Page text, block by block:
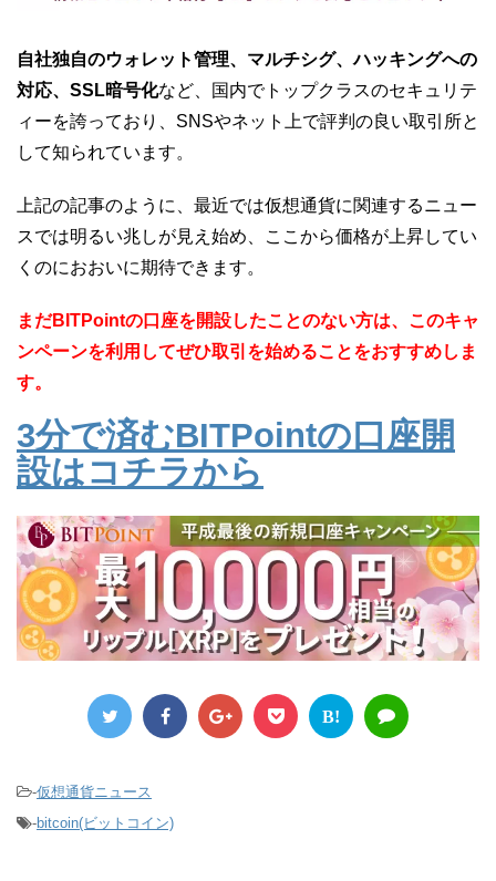
自社独自のウォレット管理、マルチシグ、ハッキングへの
対応、SSL暗号化など、国内でトップクラスのセキュリテ
ィーを誇っており、SNSやネット上で評判の良い取引所と
して知られています。
上記の記事のように、最近では仮想通貨に関連するニュー
スでは明るい兆しが見え始め、ここから価格が上昇してい
くのにおおいに期待できます。
まだBITPointの口座を開設したことのない方は、このキャ
ンペーンを利用してぜひ取引を始めることをおすすめしま
す。
3分で済むBITPointの口座開
設はコチラから
B!
-仮想通貨ニュース
-bitcoin(ビットコイン)